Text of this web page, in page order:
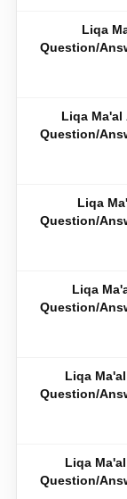
Liqa
Question/
Liqa Ma'al
Question/
Liqa
Question/
Liqa
Question/
Liqa
Question/
Liqa
Question/